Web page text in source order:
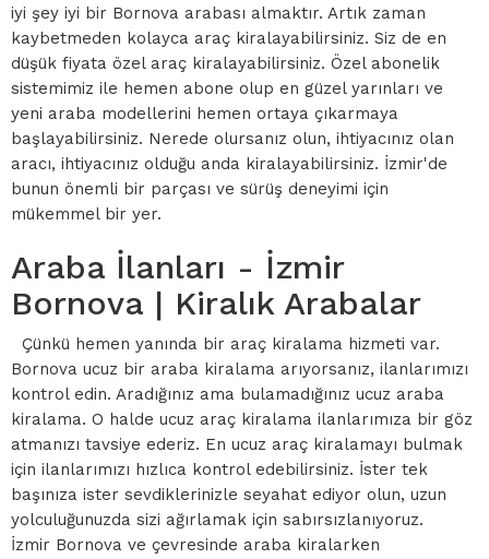
iyi şey iyi bir Bornova arabası almaktır. Artık zaman
kaybetmeden kolayca araç kiralayabilirsiniz. Siz de en
düşük fiyata özel araç kiralayabilirsiniz. Özel abonelik
sistemimiz ile hemen abone olup en güzel yarınları ve
yeni araba modellerini hemen ortaya çıkarmaya
başlayabilirsiniz. Nerede olursanız olun, ihtiyacınız olan
aracı, ihtiyacınız olduğu anda kiralayabilirsiniz. İzmir'de
bunun önemli bir parçası ve sürüş deneyimi için
mükemmel bir yer.
Araba İlanları - İzmir
Bornova | Kiralık Arabalar
Çünkü hemen yanında bir araç kiralama hizmeti var.
Bornova ucuz bir araba kiralama arıyorsanız, ilanlarımızı
kontrol edin. Aradığınız ama bulamadığınız ucuz araba
kiralama. O halde ucuz araç kiralama ilanlarımıza bir göz
atmanızı tavsiye ederiz. En ucuz araç kiralamayı bulmak
için ilanlarımızı hızlıca kontrol edebilirsiniz. İster tek
başınıza ister sevdiklerinizle seyahat ediyor olun, uzun
yolculuğunuzda sizi ağırlamak için sabırsızlanıyoruz.
İzmir Bornova ve çevresinde araba kiralarken